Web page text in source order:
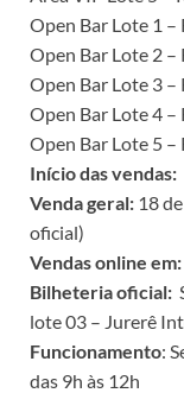
Open Bar Lote 1 –
Open Bar Lote 2 –
Open Bar Lote 3 –
Open Bar Lote 4 –
Open Bar Lote 5 –
Início das vendas:
Venda geral: 18
oficial)
Vendas online em:
Bilheteria oficial:
lote 03 – Jurerê
Funcionamento:
das 9h às 12h